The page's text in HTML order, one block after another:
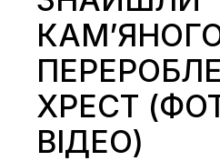
ХРЕСТ
ВІДЕО)